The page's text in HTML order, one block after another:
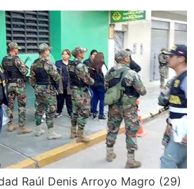
Raúl Denis Arroyo Magro (29)